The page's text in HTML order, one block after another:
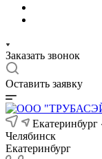
Заказать звонок
Оставить заявку
Екатеринбург
Челябинск
Екатеринбург